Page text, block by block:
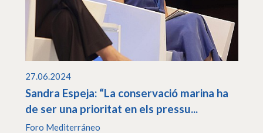
27.06.2024
Sandra Espeja: “La conservació marina ha
de ser una prioritat en els pressu...
Foro Mediterráneo